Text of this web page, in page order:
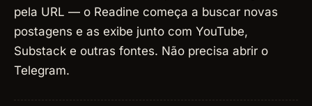
pela URL — o Readine começa a buscar novas
postagens e as exibe junto com YouTube,
Substack e outras fontes. Não precisa abrir o
Telegram.